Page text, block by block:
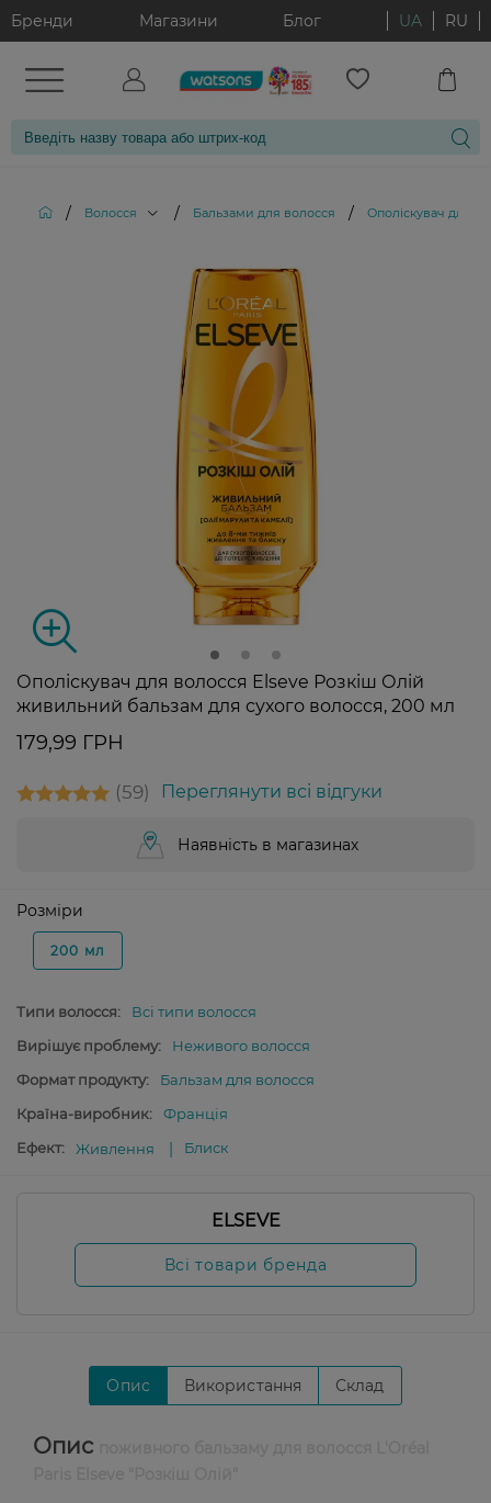
Бренди Магазини Блог UA RU
/ Волосся / Бальзами для волосся / Ополіскувач для
Ополіскувач для волосся Elseve Розкіш Олій
живильний бальзам для сухого волосся, 200 мл
179,99 ГРН
59 Переглянути всі відгуки
Наявність в магазинах
Розміри
200 мл
Типи волосся:
Всі типи волосся
Вирішує проблему:
Неживого волосся
Формат продукту:
Бальзам для волосся
Країна-виробник:
Франція
Ефект:
Живлення Блиск
ELSEVE
Всі товари бренда
Опис Використання Склад
Опис